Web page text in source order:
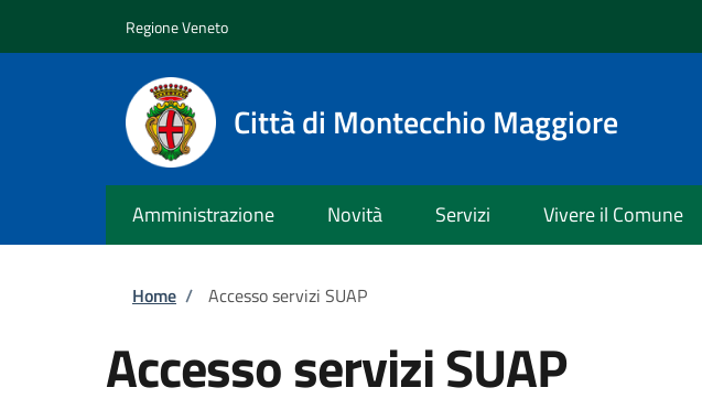
Regione Veneto
Città di Montecchio Maggiore
Amministrazione Novità Servizi Vivere il Comune
Briciole di pane
Home / Accesso servizi SUAP
Accesso servizi SUAP